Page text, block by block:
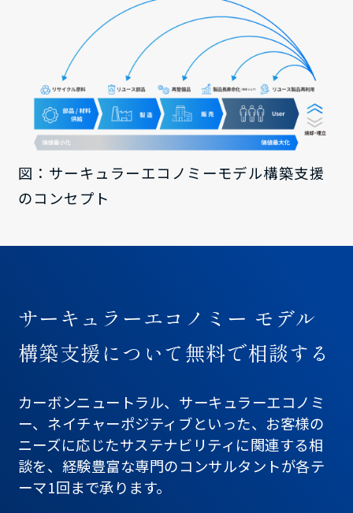
図：サーキュラーエコノミーモデル構築支援
のコンセプト
サーキュラーエコノミー モデル
構築支援について無料で相談する
カーボンニュートラル、サーキュラーエコノミ
ー、ネイチャーポジティブといった、お客様の
ニーズに応じたサステナビリティに関連する相
談を、経験豊富な専門のコンサルタントが各テ
ーマ1回まで承ります。